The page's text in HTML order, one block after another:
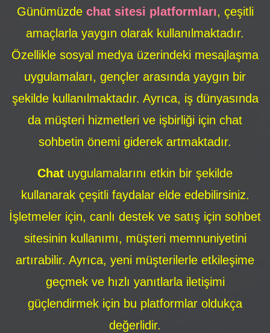
Günümüzde chat sitesi platformları, çeşitli
amaçlarla yaygın olarak kullanılmaktadır.
Özellikle sosyal medya üzerindeki mesajlaşma
uygulamaları, gençler arasında yaygın bir
şekilde kullanılmaktadır. Ayrıca, iş dünyasında
da müşteri hizmetleri ve işbirliği için chat
sohbetin önemi giderek artmaktadır.
Chat uygulamalarını etkin bir şekilde
kullanarak çeşitli faydalar elde edebilirsiniz.
İşletmeler için, canlı destek ve satış için sohbet
sitesinin kullanımı, müşteri memnuniyetini
artırabilir. Ayrıca, yeni müşterilerle etkileşime
geçmek ve hızlı yanıtlarla iletişimi
güçlendirmek için bu platformlar oldukça
değerlidir.